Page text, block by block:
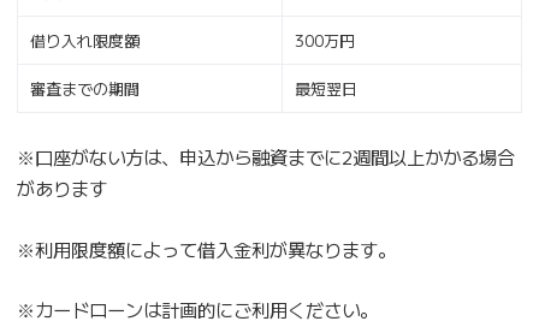
借り入れ限度額 300万円
審査までの期間 最短翌日
※口座がない方は、申込から融資までに2週間以上かかる場合
があります
※利用限度額によって借入金利が異なります。
※カードローンは計画的にご利用ください。